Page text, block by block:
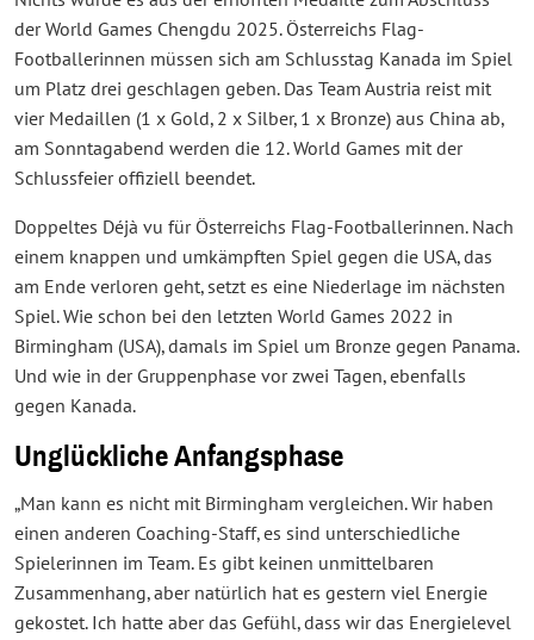
der World Games Chengdu 2025. Österreichs Flag-
Footballerinnen müssen sich am Schlusstag Kanada im Spiel
um Platz drei geschlagen geben. Das Team Austria reist mit
vier Medaillen (1 x Gold, 2 x Silber, 1 x Bronze) aus China ab,
am Sonntagabend werden die 12. World Games mit der
Schlussfeier offiziell beendet.
Doppeltes Déjà vu für Österreichs Flag-Footballerinnen. Nach
einem knappen und umkämpften Spiel gegen die USA, das
am Ende verloren geht, setzt es eine Niederlage im nächsten
Spiel. Wie schon bei den letzten World Games 2022 in
Birmingham (USA), damals im Spiel um Bronze gegen Panama.
Und wie in der Gruppenphase vor zwei Tagen, ebenfalls
gegen Kanada.
Unglückliche Anfangsphase
„Man kann es nicht mit Birmingham vergleichen. Wir haben
einen anderen Coaching-Staff, es sind unterschiedliche
Spielerinnen im Team. Es gibt keinen unmittelbaren
Zusammenhang, aber natürlich hat es gestern viel Energie
gekostet. Ich hatte aber das Gefühl, dass wir das Energielevel